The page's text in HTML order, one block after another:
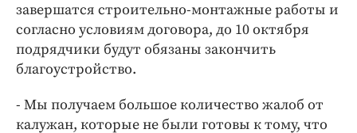
завершатся строительно-монтажные работы и
согласно условиям договора, до 10 октября
подрядчики будут обязаны закончить
благоустройство.
- Мы получаем большое количество жалоб от
калужан, которые не были готовы к тому, что